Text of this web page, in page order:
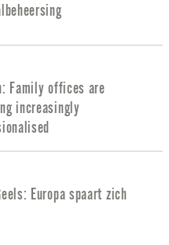
Family offices are
increasingly
Europa spaart zich